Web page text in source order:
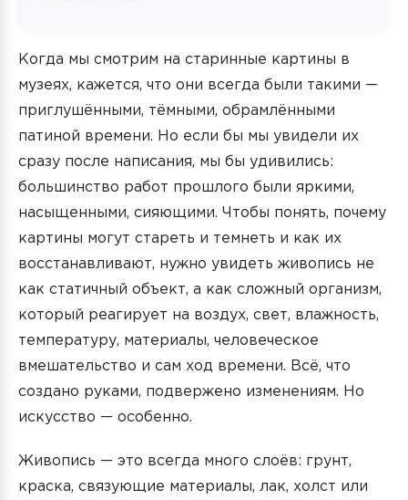
Когда мы смотрим на старинные картины в
музеях, кажется, что они всегда были такими —
приглушёнными, тёмными, обрамлёнными
патиной времени. Но если бы мы увидели их
сразу после написания, мы бы удивились:
большинство работ прошлого были яркими,
насыщенными, сияющими. Чтобы понять, почему
картины могут стареть и темнеть и как их
восстанавливают, нужно увидеть живопись не
как статичный объект, а как сложный организм,
который реагирует на воздух, свет, влажность,
температуру, материалы, человеческое
вмешательство и сам ход времени. Всё, что
создано руками, подвержено изменениям. Но
искусство — особенно.
Живопись — это всегда много слоёв: грунт,
краска, связующие материалы, лак, холст или